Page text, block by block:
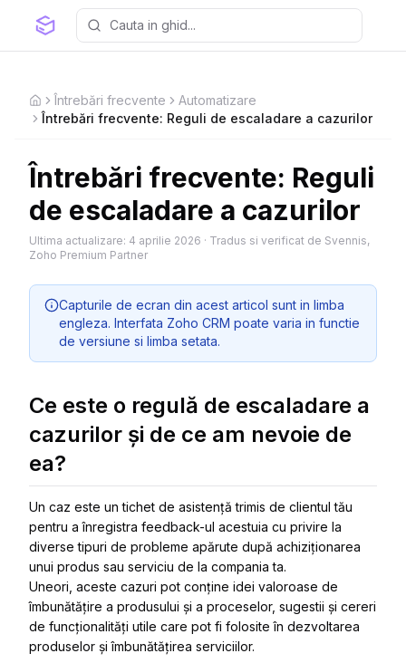
HomeÎntrebări frecvente
Automatizare
Întrebări frecvente: Reguli de escaladare a cazurilor
Întrebări frecvente: Reguli
de escaladare a cazurilor
Ultima actualizare: 4 aprilie 2026 · Tradus si verificat de Svennis,
Zoho Premium Partner
Capturile de ecran din acest articol sunt in limba
engleza. Interfata Zoho CRM poate varia in functie
de versiune si limba setata.
Ce este o regulă de escaladare a
cazurilor și de ce am nevoie de
ea?
Un caz este un tichet de asistență trimis de clientul tău
pentru a înregistra feedback-ul acestuia cu privire la
diverse tipuri de probleme apărute după achiziționarea
unui produs sau serviciu de la compania ta.
Uneori, aceste cazuri pot conține idei valoroase de
îmbunătățire a produsului și a proceselor, sugestii și cereri
de funcționalități utile care pot fi folosite în dezvoltarea
produselor și îmbunătățirea serviciilor.